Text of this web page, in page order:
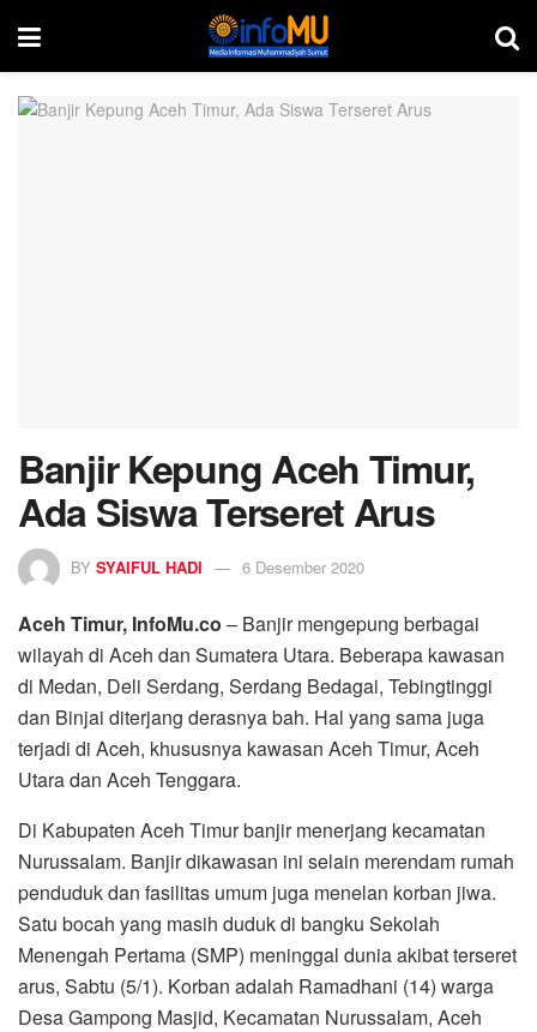
Banjir Kepung Aceh Timur,
Ada Siswa Terseret Arus
BY SYAIFUL HADI 6 Desember 2020
Aceh Timur, InfoMu.co – Banjir mengepung berbagai
wilayah di Aceh dan Sumatera Utara. Beberapa kawasan
di Medan, Deli Serdang, Serdang Bedagai, Tebingtinggi
dan Binjai diterjang derasnya bah. Hal yang sama juga
terjadi di Aceh, khususnya kawasan Aceh Timur, Aceh
Utara dan Aceh Tenggara.
Di Kabupaten Aceh Timur banjir menerjang kecamatan
Nurussalam. Banjir dikawasan ini selain merendam rumah
penduduk dan fasilitas umum juga menelan korban jiwa.
Satu bocah yang masih duduk di bangku Sekolah
Menengah Pertama (SMP) meninggal dunia akibat terseret
arus, Sabtu (5/1). Korban adalah Ramadhani (14) warga
Desa Gampong Masjid, Kecamatan Nurussalam, Aceh